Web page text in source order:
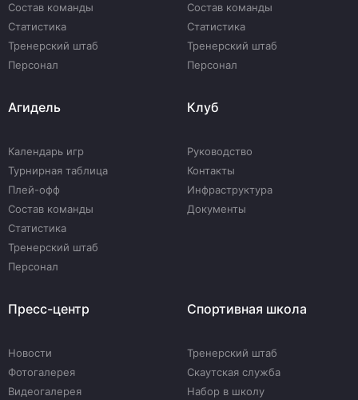
Состав команды
Статистика
Тренерский штаб
Персонал
Состав команды
Статистика
Тренерский штаб
Персонал
Агидель
Календарь игр
Турнирная таблица
Плей-офф
Состав команды
Статистика
Тренерский штаб
Персонал
Клуб
Руководство
Контакты
Инфраструктура
Документы
Пресс-центр
Новости
Фотогалерея
Видеогалерея
Спортивная школа
Тренерский штаб
Скаутская служба
Набор в школу